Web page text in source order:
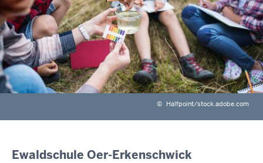
© Halfpoint/stock.adobe.com
Ewaldschule Oer-Erkenschwick